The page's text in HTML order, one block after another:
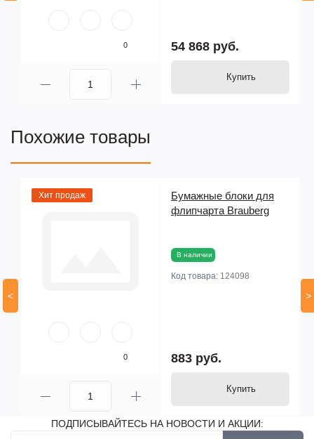
0 54 868 руб.
Купить
Похожие товары
<
Хит продаж
0
Бумажные блоки для
флипчарта Brauberg
В наличии
Код товара: 124098
883 руб.
Купить
>
ПОДПИСЫВАЙТЕСЬ НА НОВОСТИ И АКЦИИ: